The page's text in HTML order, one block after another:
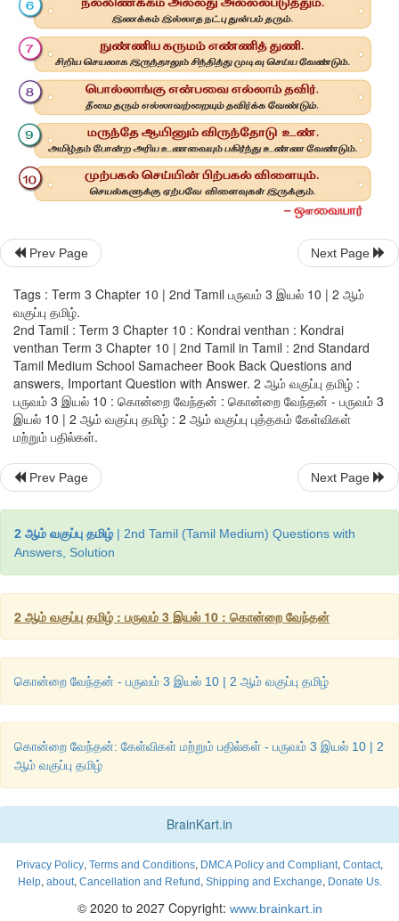
Prev Page Next Page
Tags : Term 3 Chapter 10 | 2nd Tamil பருவம் 3 இயல் 10 | 2 ஆம்
வகுப்பு தமிழ்.
2nd Tamil : Term 3 Chapter 10 : Kondrai venthan : Kondrai
venthan Term 3 Chapter 10 | 2nd Tamil in Tamil : 2nd Standard
Tamil Medium School Samacheer Book Back Questions and
answers, Important Question with Answer. 2 ஆம் வகுப்பு தமிழ் :
பருவம் 3 இயல் 10 : கொன்றை வேந்தன் : கொன்றை வேந்தன் - பருவம் 3
இயல் 10 | 2 ஆம் வகுப்பு தமிழ் : 2 ஆம் வகுப்பு புத்தகம் கேள்விகள்
மற்றும் பதில்கள்.
Prev Page Next Page
2 ஆம் வகுப்பு தமிழ் | 2nd Tamil (Tamil Medium) Questions with
Answers, Solution
2 ஆம் வகுப்பு தமிழ் : பருவம் 3 இயல் 10 : கொன்றை வேந்தன்
கொன்றை வேந்தன் - பருவம் 3 இயல் 10 | 2 ஆம் வகுப்பு தமிழ்
கொன்றை வேந்தன்: கேள்விகள் மற்றும் பதில்கள் - பருவம் 3 இயல் 10 | 2
ஆம் வகுப்பு தமிழ்
BrainKart.in
Privacy Policy, Terms and Conditions, DMCA Policy and Compliant, Contact,
Help, about, Cancellation and Refund , Shipping and Exchange, Donate Us.
© 2020 to 2027 Copyright: www.brainkart.in